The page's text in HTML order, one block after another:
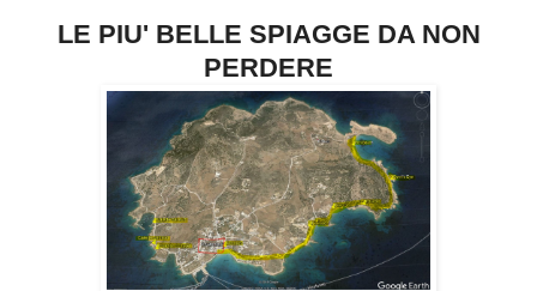
LE PIU' BELLE SPIAGGE DA NON
PERDERE